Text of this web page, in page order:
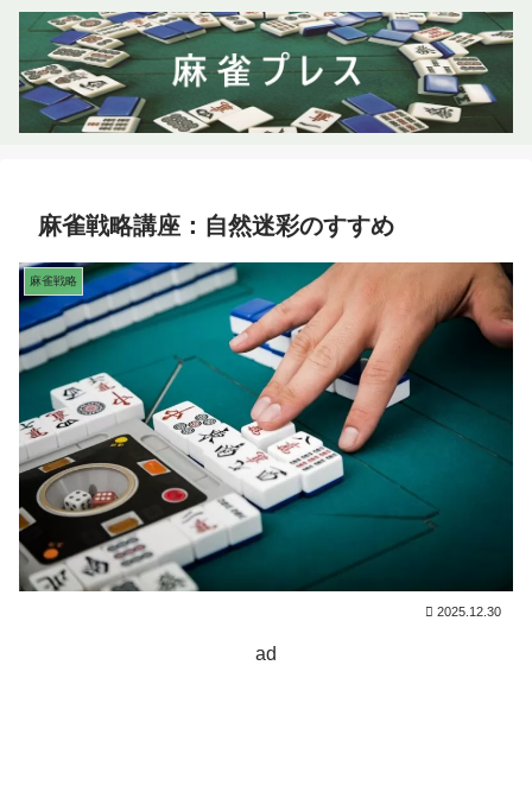
麻雀戦略講座：自然迷彩のすすめ
麻雀戦略
2025.12.30
ad